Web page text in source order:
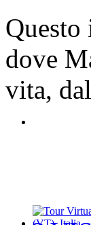
dove
vita,